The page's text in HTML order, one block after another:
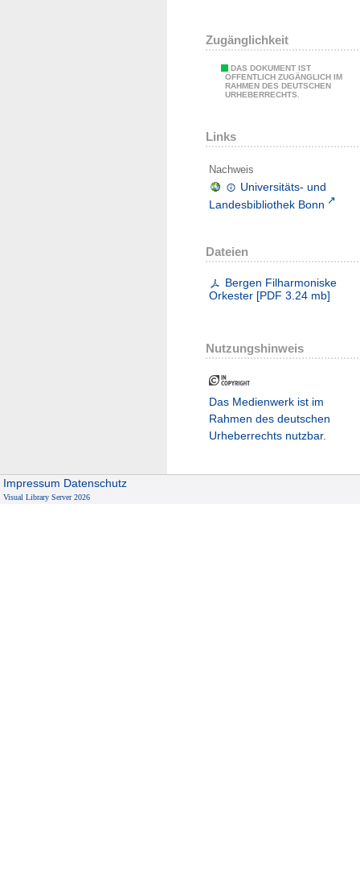
Zugänglichkeit
DAS DOKUMENT IST
ÖFFENTLICH ZUGÄNGLICH IM
RAHMEN DES DEUTSCHEN
URHEBERRECHTS.
Links
Nachweis
Universitäts- und
Landesbibliothek Bonn
Dateien
Bergen Filharmoniske
Orkester [PDF 3.24 mb]
Nutzungshinweis
Das Medienwerk ist im
Rahmen des deutschen
Urheberrechts nutzbar.
Impressum Datenschutz
Visual Library Server 2026